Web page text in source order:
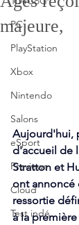
PC
PlayStation
Xbox
Nintendo
Salons
eSport
Previews
Cloud
Test indé
majeure,
Aujourd'hui,
d'accueil de
Stratton et
ont annoncé
ressortie
à la